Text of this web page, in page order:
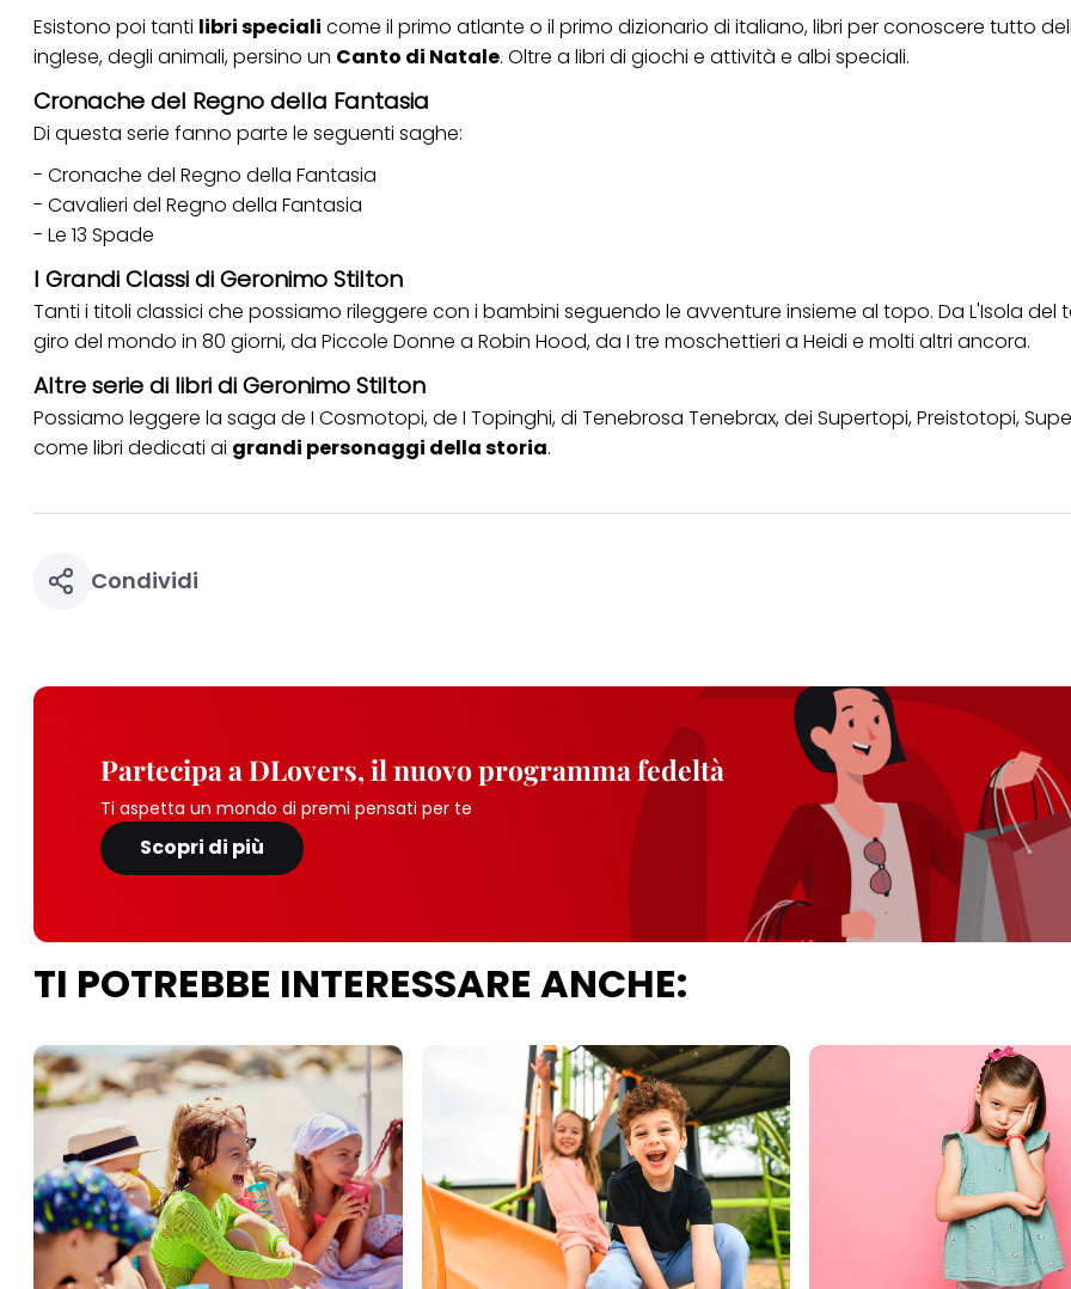
Esistono poi tanti libri speciali come il primo atlante o il primo dizionario di italiano, libri per conoscere tutto
inglese, degli animali, persino un Canto di Natale. Oltre a libri di giochi e attività e albi speciali.
Cronache del Regno della Fantasia
Di questa serie fanno parte le seguenti saghe:
- Cronache del Regno della Fantasia
- Cavalieri del Regno della Fantasia
- Le 13 Spade
I Grandi Classi di Geronimo Stilton
Tanti i titoli classici che possiamo rileggere con i bambini seguendo le avventure insieme al topo. Da L'Isola del
giro del mondo in 80 giorni, da Piccole Donne a Robin Hood, da I tre moschettieri a Heidi e molti altri ancora.
Altre serie di libri di Geronimo Stilton
Possiamo leggere la saga de I Cosmotopi, de I Topinghi, di Tenebrosa Tenebrax, dei Supertopi, Preistotopi,
come libri dedicati ai grandi personaggi della storia.
Condividi
Partecipa a DLovers, il nuovo programma fedeltà
Ti aspetta un mondo di premi pensati per te
Scopri di più
TI POTREBBE INTERESSARE ANCHE: